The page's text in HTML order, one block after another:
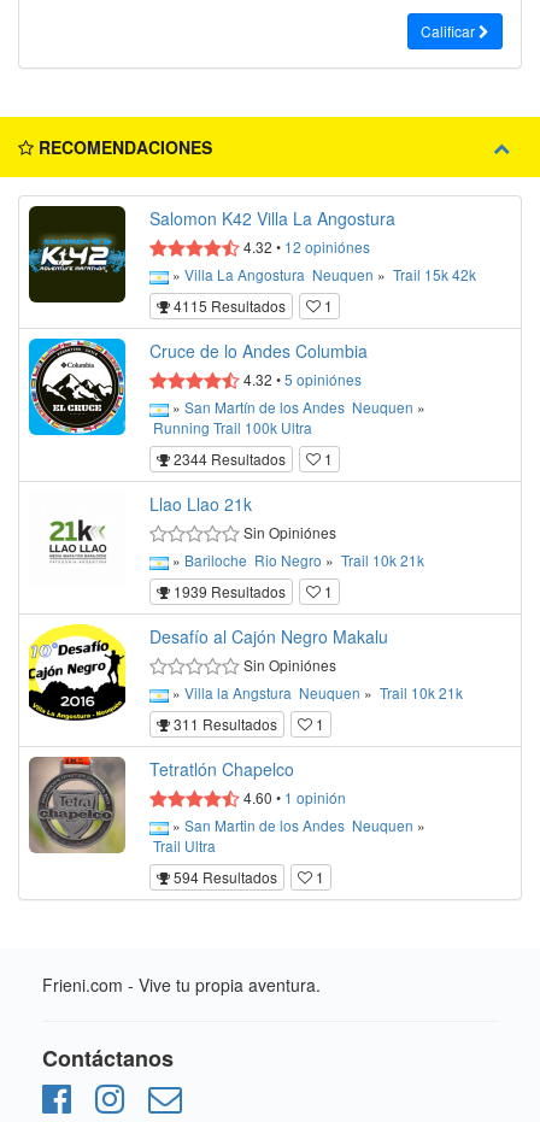
Calificar
RECOMENDACIONES
Salomon K42 Villa La Angostura
4.32 • 12 opiniónes
» Villa La Angostura Neuquen » Trail 15k42k
4115 Resultados
1
Cruce de lo Andes Columbia
4.32 •5 opiniónes
» San Martín de los Andes Neuquen »
Running Trail 100k Ultra
2344 Resultados
1
Llao Llao 21k
Sin Opiniónes
» Bariloche Rio Negro » Trail 10k21k
1939 Resultados
1
Desafío al Cajón Negro Makalu
Sin Opiniónes
» Villa la Angstura Neuquen » Trail 10k21k
311 Resultados
1
Tetratlón Chapelco
4.60 • 1 opinión
» San Martin de los Andes Neuquen »
Trail Ultra
594 Resultados
1
Frieni.com - Vive tu propia aventura.
Contáctanos